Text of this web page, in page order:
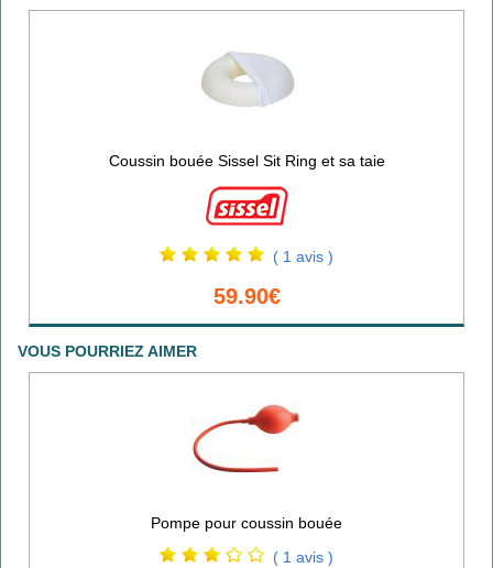
Coussin bouée Sissel Sit Ring et sa taie
( 1 avis )
59.90€
VOUS POURRIEZ AIMER
Pompe pour coussin bouée
( 1 avis )